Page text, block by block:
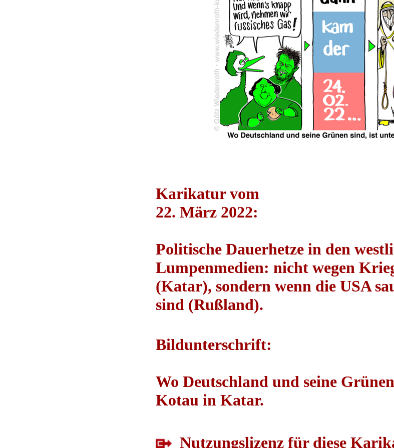
Karikatur vom
22. März 2022:
Politische Dauerhetze in den
Lumpenmedien: nicht wegen
(Katar), sondern wenn die USA
sind (Rußland).
Bildunterschrift:
Wo Deutschland und seine
Kotau in Katar.
Nutzungslizenz für diese